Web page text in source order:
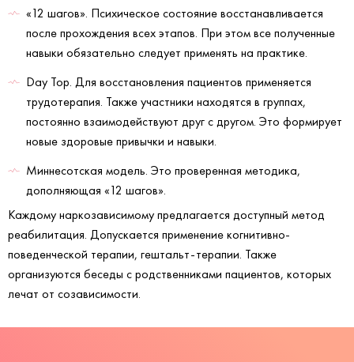
«12 шагов». Психическое состояние восстанавливается
после прохождения всех этапов. При этом все полученные
навыки обязательно следует применять на практике.
Day Top. Для восстановления пациентов применяется
трудотерапия. Также участники находятся в группах,
постоянно взаимодействуют друг с другом. Это формирует
новые здоровые привычки и навыки.
Миннесотская модель. Это проверенная методика,
дополняющая «12 шагов».
Каждому наркозависимому предлагается доступный метод
реабилитация. Допускается применение когнитивно-
поведенческой терапии, гештальт-терапии. Также
организуются беседы с родственниками пациентов, которых
лечат от созависимости.